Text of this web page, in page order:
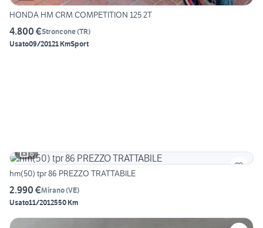
HONDA HM CRM COMPETITION 125 2T
4.800 €Stroncone(TR)
Usato09/20121 KmSport
6
hm(50) tpr 86 PREZZO TRATTABILE
2.990 €Mirano(VE)
Usato11/2012550 Km